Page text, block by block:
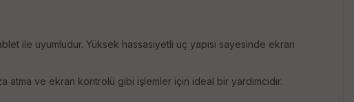
ile uyumludur. Yüksek hassasiyetli uç yapısı sayesinde ekran
ve ekran kontrolü gibi işlemler için ideal bir yardımcıdır.